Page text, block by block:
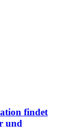
findet
und